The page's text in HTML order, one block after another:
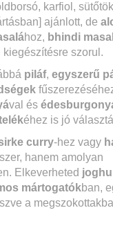
karfiol,
ajánlott, de
hoz, bhindi
kiegészítésre szorul.
piláf, egyszerű
val és
éhez is jó
curry-hez vagy
hanem amolyan
Elkeverheted
mártogatókban,
a